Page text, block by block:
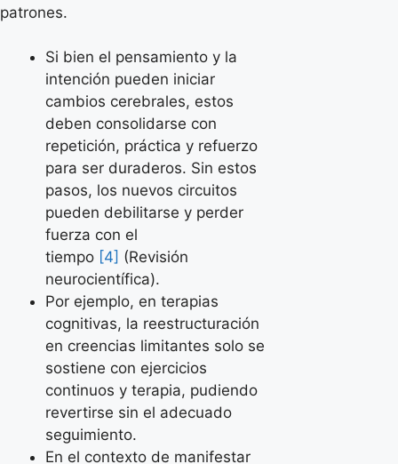
patrones.
Si bien el pensamiento y la
intención pueden iniciar
cambios cerebrales, estos
deben consolidarse con
repetición, práctica y refuerzo
para ser duraderos. Sin estos
pasos, los nuevos circuitos
pueden debilitarse y perder
fuerza con el
tiempo [4] (Revisión
neurocientífica).
Por ejemplo, en terapias
cognitivas, la reestructuración
en creencias limitantes solo se
sostiene con ejercicios
continuos y terapia, pudiendo
revertirse sin el adecuado
seguimiento.
En el contexto de manifestar